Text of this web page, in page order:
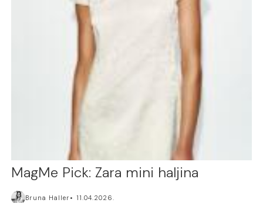
MagMe Pick: Zara mini haljina
Bruna Haller 11.04.2026.